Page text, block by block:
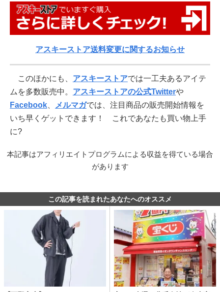
アスキーストア送料変更に関するお知らせ
このほかにも、 アスキーストアでは一工夫あるアイテ
ムを多数販売中。 アスキーストアの公式Twitterや
Facebook
メルマガでは、注目商品の販売開始情報を
いち早くゲットできます！ これであなたも買い物上手
に?
本記事はアフィリエイトプログラムによる収益を得ている場合
があります
この記事を読まれたあなたへのオススメ